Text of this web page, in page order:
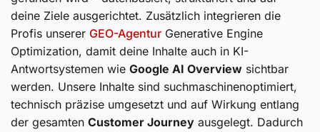
deine Ziele ausgerichtet. Zusätzlich integrieren die
Profis unserer GEO-Agentur Generative Engine
Optimization, damit deine Inhalte auch in KI-
Antwortsystemen wie Google AI Overview sichtbar
werden. Unsere Inhalte sind suchmaschinenoptimiert,
technisch präzise umgesetzt und auf Wirkung entlang
der gesamten Customer Journey ausgelegt. Dadurch